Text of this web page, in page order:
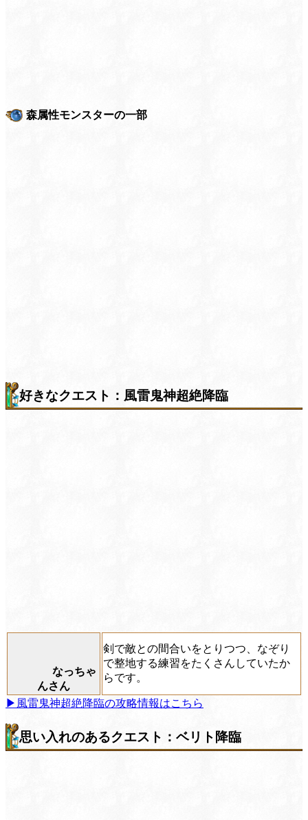
森属性モンスターの一部
好きなクエスト：風雷鬼神超絶降臨
なっちゃ
んさん
剣で敵との間合いをとりつつ、なぞり
で整地する練習をたくさんしていたか
らです。
▶風雷鬼神超絶降臨の攻略情報はこちら
思い入れのあるクエスト：ベリト降臨